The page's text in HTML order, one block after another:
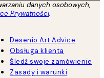
danych osobowych,
Prywatności.
Desenio Art Advice
Obsługa klienta
Śledź swoje zamówienie
Zasady i warunki